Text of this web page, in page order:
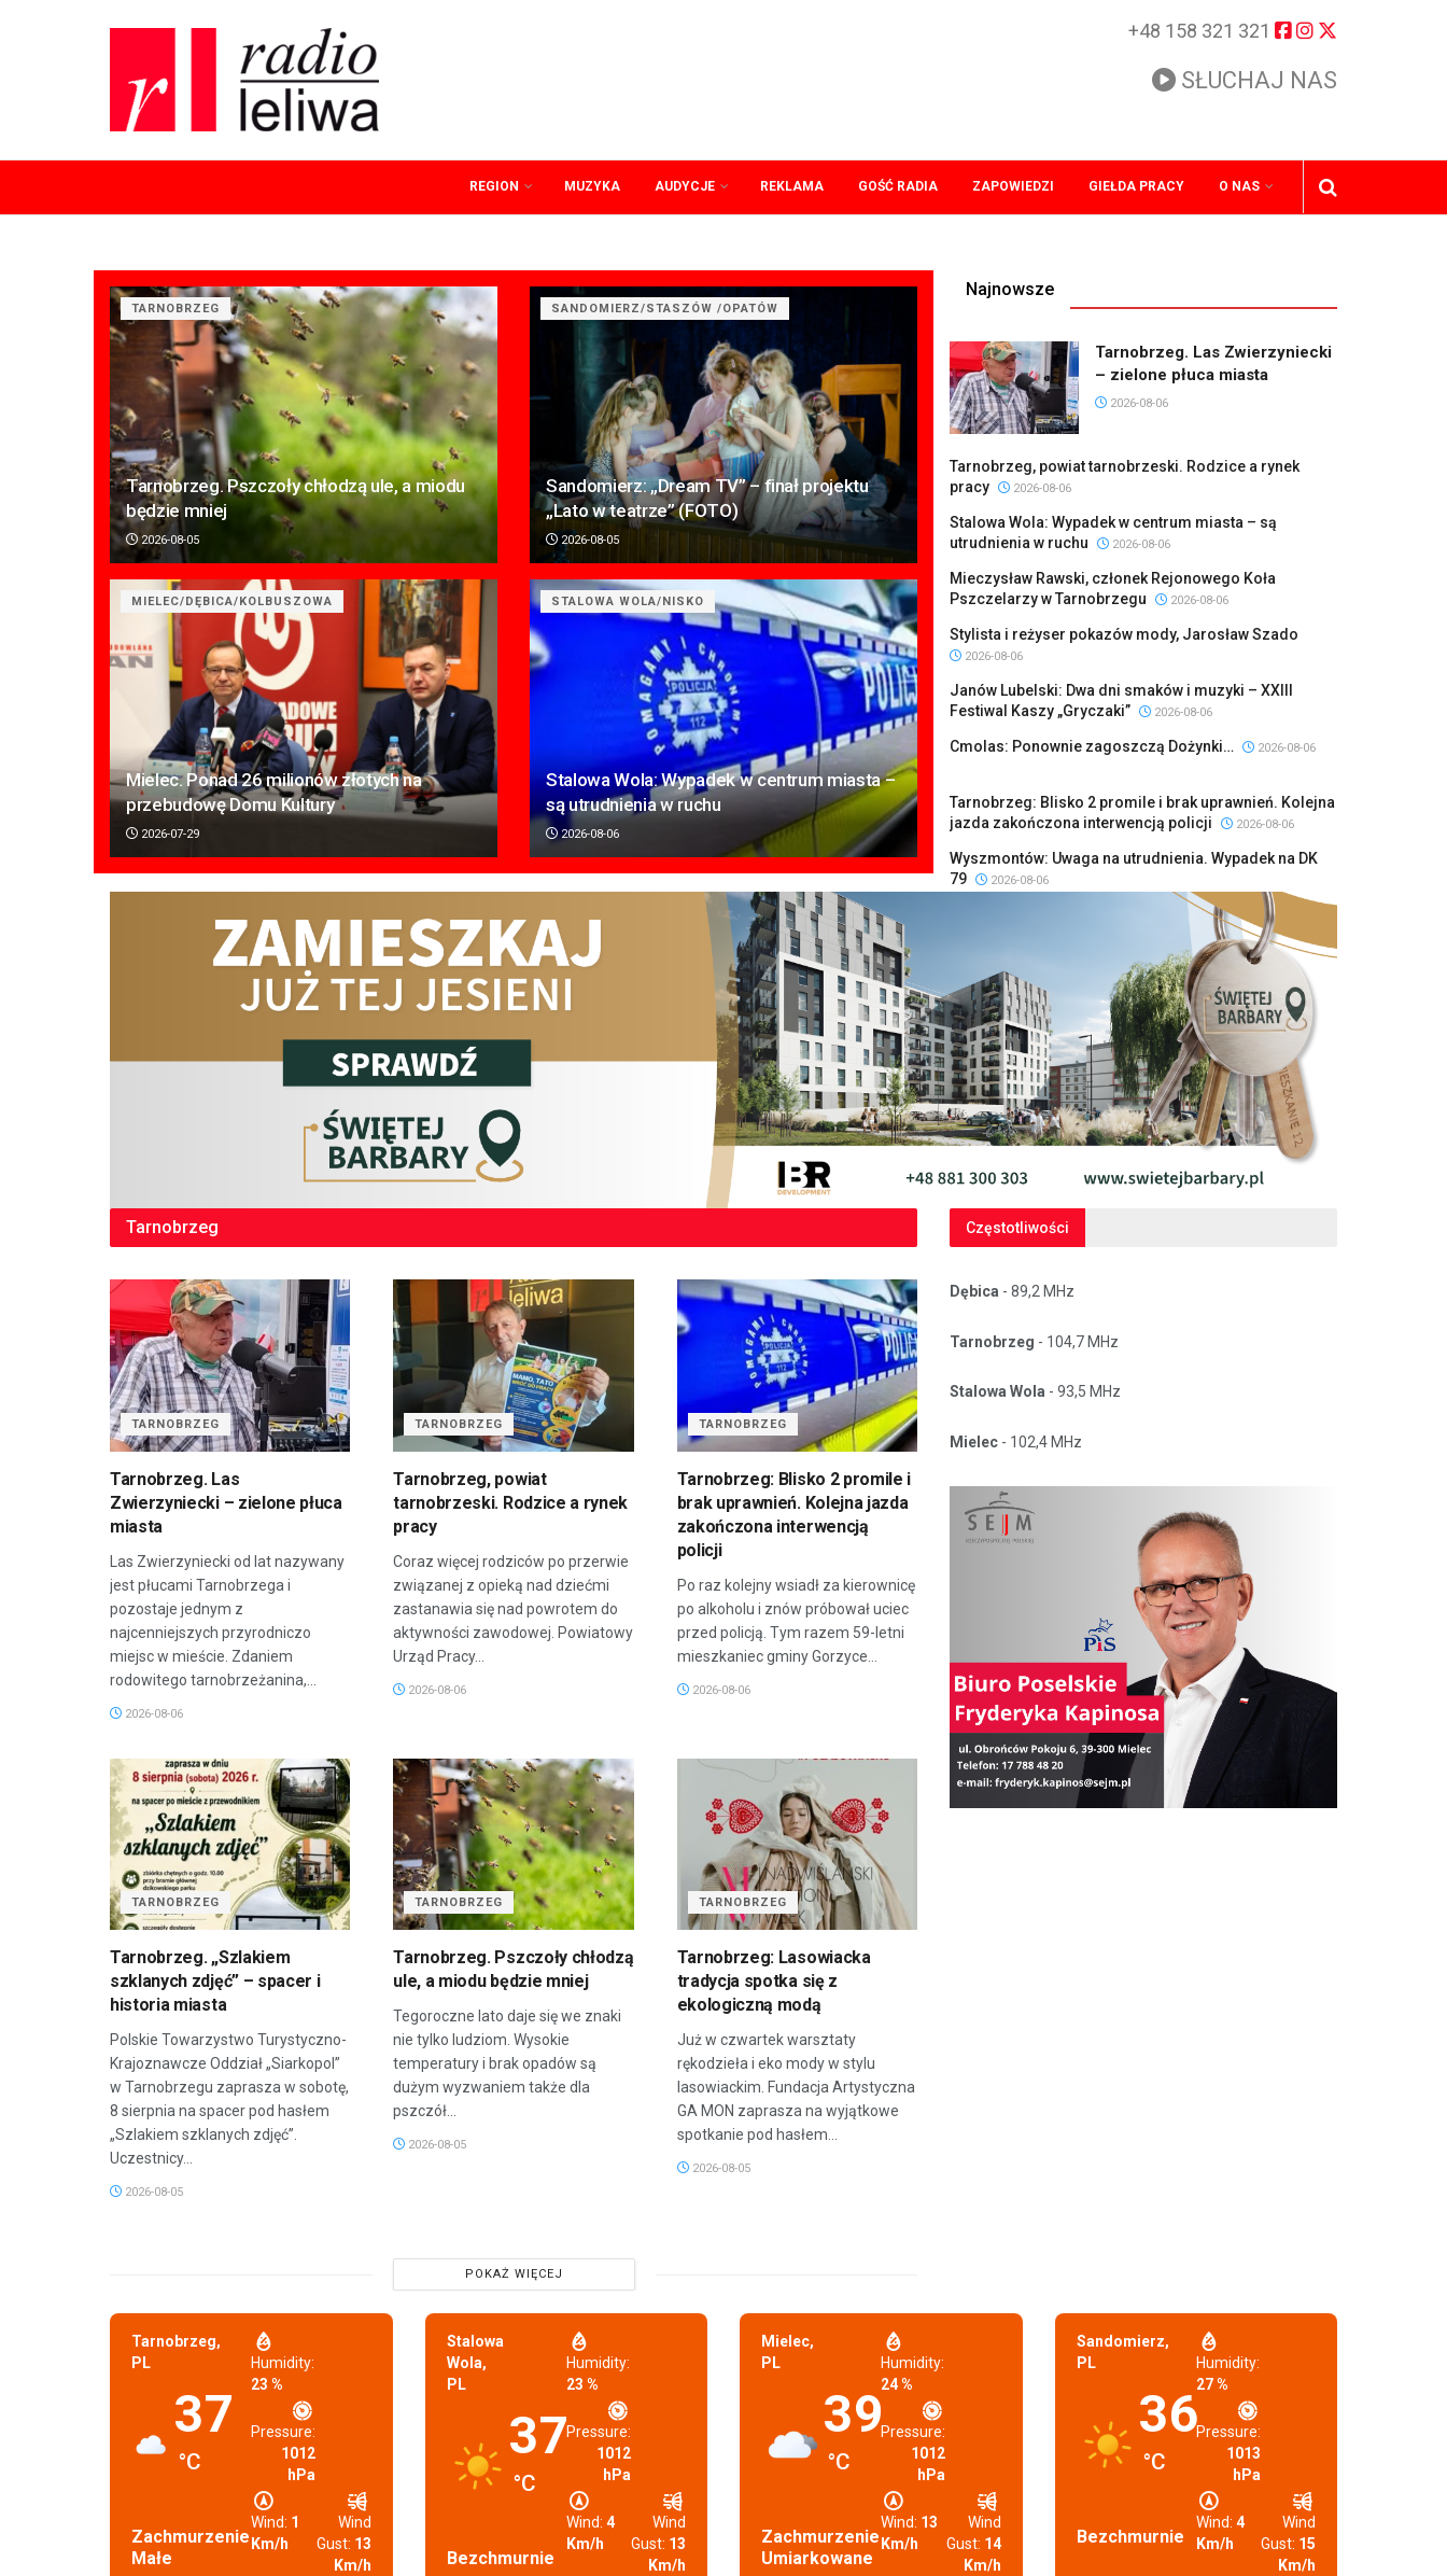
+48 158 321 321
SŁUCHAJ NAS
REGION MUZYKA AUDYCJE REKLAMA GOŚĆ RADIA ZAPOWIEDZI GIEŁDA PRACY O NAS
TARNOBRZEG
Tarnobrzeg. Pszczoły chłodzą ule, a miodu
będzie mniej
2026-08-05
SANDOMIERZ/STASZÓW /OPATÓW
Sandomierz: „Dream TV” – finał projektu
„Lato w teatrze” (FOTO)
2026-08-05
MIELEC/DĘBICA/KOLBUSZOWA
Mielec. Ponad 26 milionów złotych na
przebudowę Domu Kultury
2026-07-29
STALOWA WOLA/NISKO
Stalowa Wola: Wypadek w centrum miasta –
są utrudnienia w ruchu
2026-08-06
Najnowsze
Tarnobrzeg. Las Zwierzyniecki
– zielone płuca miasta
2026-08-06
Tarnobrzeg, powiat tarnobrzeski. Rodzice a rynek
pracy
2026-08-06
Stalowa Wola: Wypadek w centrum miasta – są
utrudnienia w ruchu
2026-08-06
Mieczysław Rawski, członek Rejonowego Koła
Pszczelarzy w Tarnobrzegu
2026-08-06
Stylista i reżyser pokazów mody, Jarosław Szado
2026-08-06
Janów Lubelski: Dwa dni smaków i muzyki – XXIII
Festiwal Kaszy „Gryczaki”
2026-08-06
Cmolas: Ponownie zagoszczą Dożynki… 2026-08-06
Tarnobrzeg: Blisko 2 promile i brak uprawnień. Kolejna
jazda zakończona interwencją policji
2026-08-06
Wyszmontów: Uwaga na utrudnienia. Wypadek na DK
79
2026-08-06
Tarnobrzeg
TARNOBRZEG
Tarnobrzeg. Las
Zwierzyniecki – zielone płuca
miasta
Las Zwierzyniecki od lat nazywany
jest płucami Tarnobrzega i
pozostaje jednym z
najcenniejszych przyrodniczo
miejsc w mieście. Zdaniem
rodowitego tarnobrzeżanina,...
2026-08-06
TARNOBRZEG
Tarnobrzeg, powiat
tarnobrzeski. Rodzice a rynek
pracy
Coraz więcej rodziców po przerwie
związanej z opieką nad dziećmi
zastanawia się nad powrotem do
aktywności zawodowej. Powiatowy
Urząd Pracy...
2026-08-06
TARNOBRZEG
Tarnobrzeg: Blisko 2 promile i
brak uprawnień. Kolejna jazda
zakończona interwencją
policji
Po raz kolejny wsiadł za kierownicę
po alkoholu i znów próbował uciec
przed policją. Tym razem 59-letni
mieszkaniec gminy Gorzyce...
2026-08-06
TARNOBRZEG
Tarnobrzeg. „Szlakiem
szklanych zdjęć” – spacer i
historia miasta
Polskie Towarzystwo Turystyczno-
Krajoznawcze Oddział „Siarkopol”
w Tarnobrzegu zaprasza w sobotę,
8 sierpnia na spacer pod hasłem
„Szlakiem szklanych zdjęć”.
Uczestnicy...
2026-08-05
TARNOBRZEG
Tarnobrzeg. Pszczoły chłodzą
ule, a miodu będzie mniej
Tegoroczne lato daje się we znaki
nie tylko ludziom. Wysokie
temperatury i brak opadów są
dużym wyzwaniem także dla
pszczół...
2026-08-05
TARNOBRZEG
Tarnobrzeg: Lasowiacka
tradycja spotka się z
ekologiczną modą
Już w czwartek warsztaty
rękodzieła i eko mody w stylu
lasowiackim. Fundacja Artystyczna
GA MON zaprasza na wyjątkowe
spotkanie pod hasłem...
2026-08-05
POKAŻ WIĘCEJ
Częstotliwości
Dębica - 89,2 MHz
Tarnobrzeg - 104,7 MHz
Stalowa Wola - 93,5 MHz
Mielec - 102,4 MHz
Tarnobrzeg,
PL
37
°C
Zachmurzenie
Małe
Humidity:
23 %
Pressure:
1012
hPa
Wind: 1
Km/h
Wind
Gust: 13
Km/h
Stalowa
Wola,
PL
37
°C
Bezchmurnie
Humidity:
23 %
Pressure:
1012
hPa
Wind: 4
Km/h
Wind
Gust: 13
Km/h
Mielec,
PL
39
°C
Zachmurzenie
Umiarkowane
Humidity:
24 %
Pressure:
1012
hPa
Wind: 13
Km/h
Wind
Gust: 14
Km/h
Sandomierz,
PL
36
°C
Bezchmurnie
Humidity:
27 %
Pressure:
1013
hPa
Wind: 4
Km/h
Wind
Gust: 15
Km/h